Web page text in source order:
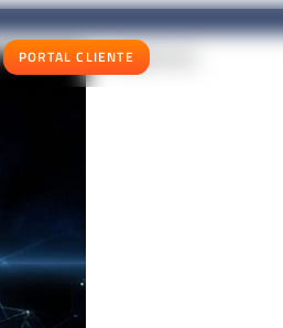
PORTAL CLIENTECOMPARTIR EN: